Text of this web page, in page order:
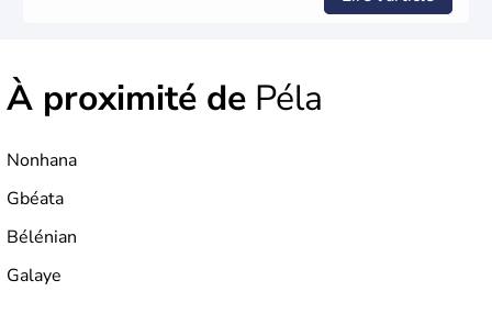
À proximité de Péla
Nonhana
Gbéata
Bélénian
Galaye